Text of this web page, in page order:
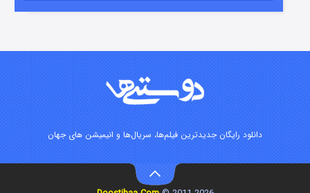
قسمت۷ (زیرنویس) منتشر شد
دانلود رایگان جدیدترین فیلم‌ها، سریال‌ها و انیمیشن های جهان